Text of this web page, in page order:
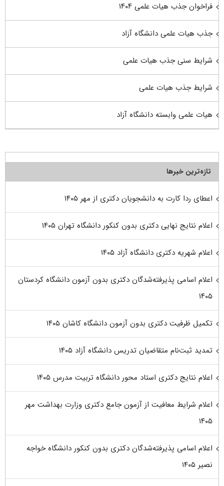
فراخوان جذب هیات علمی ۱۴۰۴
جذب هیات علمی دانشگاه آزاد
شرایط سنی جذب هیات علمی
شرایط جذب هیات علمی
هیات علمی وابسته دانشگاه آزاد
تازه‌ترین خبرها
اعطای ردا کارت به دانشجویان دکتری از مهر ۱۴۰۵
اعلام نتایج نهایی دکتری بدون کنکور دانشگاه تهران ۱۴۰۵
اعلام شهریه دکتری دانشگاه آزاد ۱۴۰۵
اعلام اسامی پذیرفته‌شدگان دکتری بدون آزمون دانشگاه کردستان
۱۴۰۵
تکمیل ظرفیت دکتری بدون آزمون دانشگاه کاشان ۱۴۰۵
تمدید ثبت‌نام متقاضیان تدریس دانشگاه آزاد ۱۴۰۵
اعلام نتایج دکتری استاد محور دانشگاه تربیت مدرس ۱۴۰۵
اعلام شرایط معافیت از آزمون جامع دکتری وزارت بهداشت مهر
۱۴۰۵
اعلام اسامی پذیرفته‌شدگان دکتری بدون کنکور دانشگاه خواجه
نصیر ۱۴۰۵